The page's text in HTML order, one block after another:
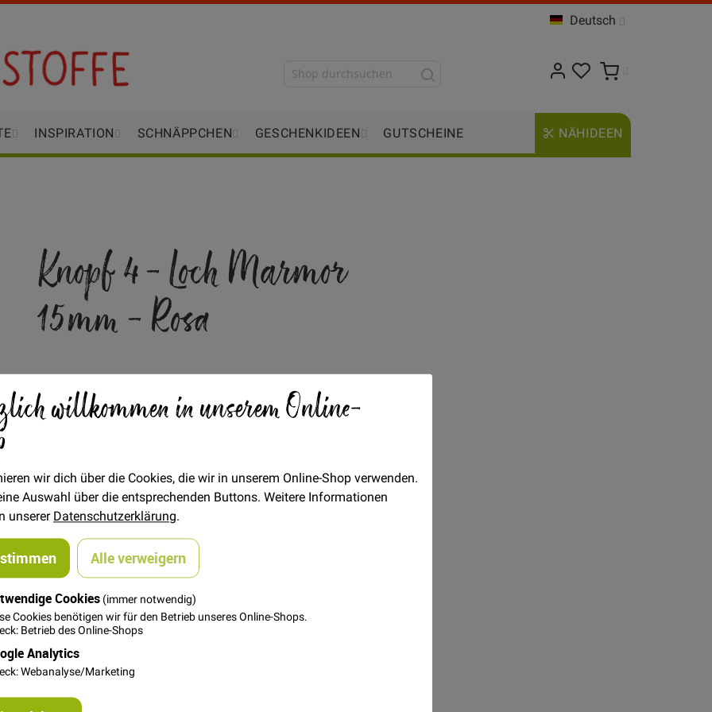
willkommen in unserem Online-
wir dich über die Cookies, die wir in unserem Online-Shop verwenden.
Auswahl über die entsprechenden Buttons. Weitere Informationen
unsererDatenschutzerklärung.
Alle verweigern
Cookies (immer notwendig)
Cookies benötigen wir für den Betrieb unseres Online-Shops.
Betrieb des Online-Shops
Analytics
Webanalyse/Marketing
Deutsch
INSPIRATION SCHNÄPPCHEN GESCHENKIDEEN GUTSCHEINE NÄHIDEEN
Knopf 4-Loch Marmor
15mm - Rosa
Verfügbarkeit Auf Lager
In den Warenkorb